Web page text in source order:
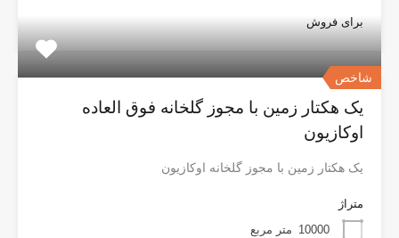
برای فروش
شاخص
یک هکتار زمین با مجوز گلخانه فوق العاده
اوکازیون
یک هکتار زمین با مجوز گلخانه اوکازیون
متراژ
10000 متر مربع